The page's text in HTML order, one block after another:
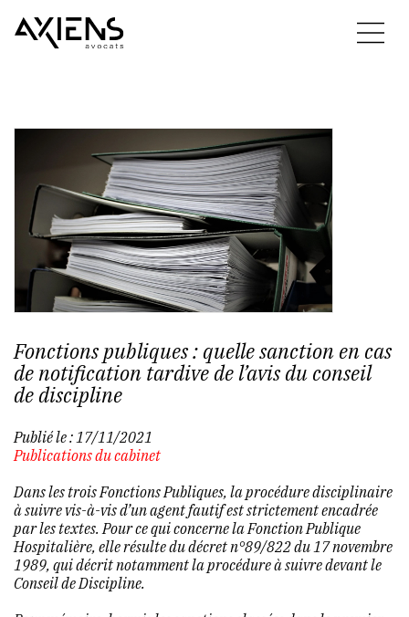
Fonctions publiques : quelle sanction en cas
de notification tardive de l’avis du conseil
de discipline
Publié le : 17/11/2021
Publications du cabinet
Dans les trois Fonctions Publiques, la procédure disciplinaire
à suivre vis-à-vis d’un agent fautif est strictement encadrée
par les textes. Pour ce qui concerne la Fonction Publique
Hospitalière, elle résulte du décret n°89/822 du 17 novembre
1989, qui décrit notamment la procédure à suivre devant le
Conseil de Discipline.